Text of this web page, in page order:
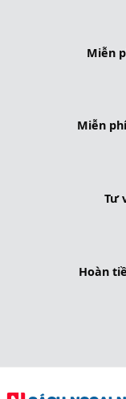
Miễn
Miễn
Tư
Hoàn